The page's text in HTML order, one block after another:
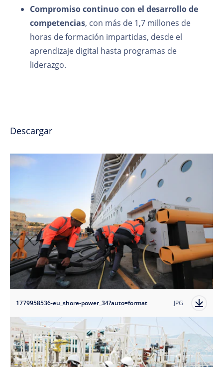
Compromiso continuo con el desarrollo de
competencias, con más de 1,7 millones de
horas de formación impartidas, desde el
aprendizaje digital hasta programas de
liderazgo.
Descargar
1779958536-eu_shore-power_34?auto=format JPG